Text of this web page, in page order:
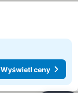
Wyświetl ceny